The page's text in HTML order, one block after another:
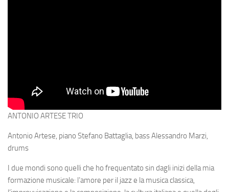
ANTONIO ARTESE TRIO
Antonio Artese, piano Stefano Battaglia, bass Alessandro Marzi,
drums
I due mondi sono quelli che ho frequentato sin dagli inizi della mia
formazione musicale: l’amore per il jazz e la musica classica,